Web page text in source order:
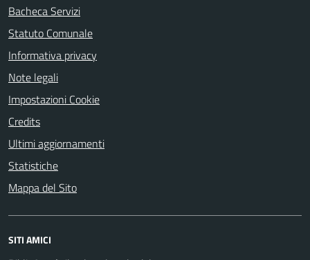
Bacheca Servizi
Statuto Comunale
Informativa privacy
Note legali
Impostazioni Cookie
Credits
Ultimi aggiornamenti
Statistiche
Mappa del Sito
SITI AMICI